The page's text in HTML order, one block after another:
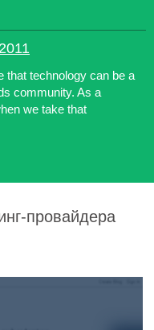
that technology can be a
community. As a
we take that
провайдера